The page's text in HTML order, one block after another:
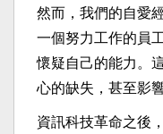
然而，我們的自愛
一個努力工作的員
懷疑自己的能力。
心的缺失，甚至影
資訊科技革命之後